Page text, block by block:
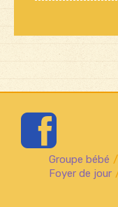

Groupe bébé
Foyer de jour